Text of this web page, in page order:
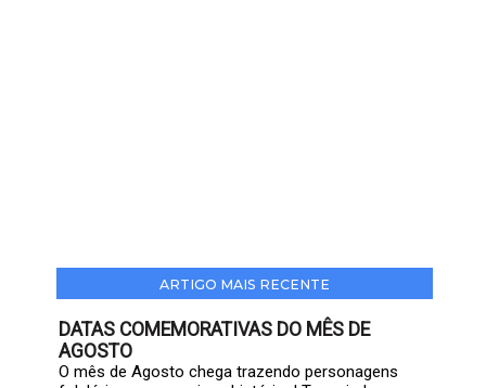
ARTIGO MAIS RECENTE
DATAS COMEMORATIVAS DO MÊS DE
AGOSTO
O mês de Agosto chega trazendo personagens